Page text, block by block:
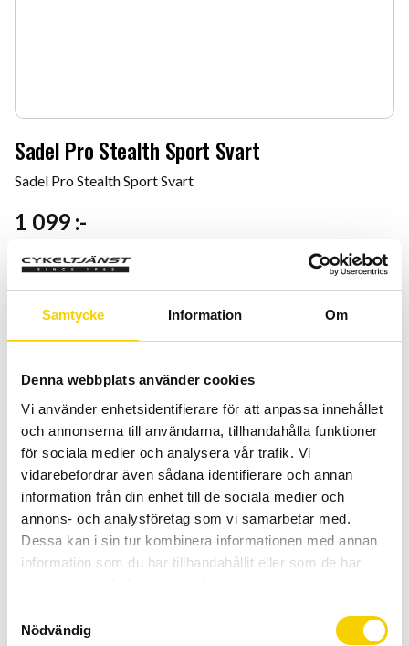
Samtycke Information Om
Denna webbplats använder cookies
Vi använder enhetsidentifierare för att anpassa innehållet
och annonserna till användarna, tillhandahålla funktioner
för sociala medier och analysera vår trafik. Vi
vidarebefordrar även sådana identifierare och annan
information från din enhet till de sociala medier och
annons- och analysföretag som vi samarbetar med.
Dessa kan i sin tur kombinera informationen med annan
information som du har tillhandahållit eller som de har
samlat in när du har använt deras tjänster.
Nödvändig
Sadel Pro Stealth Sport Svart
Sadel Pro Stealth Sport Svart
1 099 :-
+
-
BUY
Certifierad cykelservice & Shimano Service Center
Allt inom cykel på ett ställe
Kunnig personal och hög kundnöjdhet
Stock status
To order